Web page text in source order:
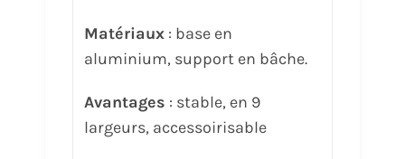
Matériaux: base en
aluminium, support en bâche.
Avantages : stable, en 9
largeurs, accessoirisable